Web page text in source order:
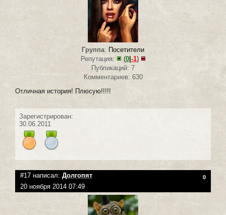
Группа: Посетители
Репутация:
(0| -1)
Публикаций: 7
Комментариев: 630
Отличная история! Плюсую!!!!!
Зарегистрирован:
30.06.2011
#17 написал: Долгопят 0
20 ноября 2014 07:49